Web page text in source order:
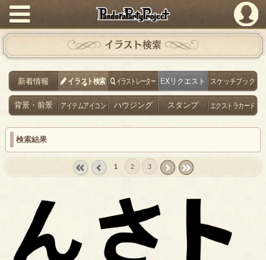
PandoraPartyProject
イラスト検索
新着情報 イラスト検索 イラストレーター EXリクエスト スケッチブック
背景・前景 アイテムアイコン ハウジング スタンプ エクストラカード
検索結果
1 2 3